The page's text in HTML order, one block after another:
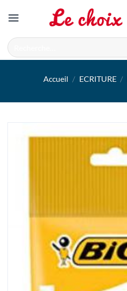
Recherche
pour :
Accueil / ECRITURE /